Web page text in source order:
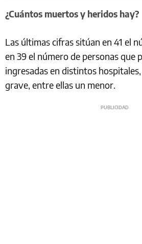
¿Cuántos muertos y heridos hay?
Las últimas cifras sitúan en 41 el
en 39 el número de personas que
ingresadas en distintos
grave, entre ellas un menor.